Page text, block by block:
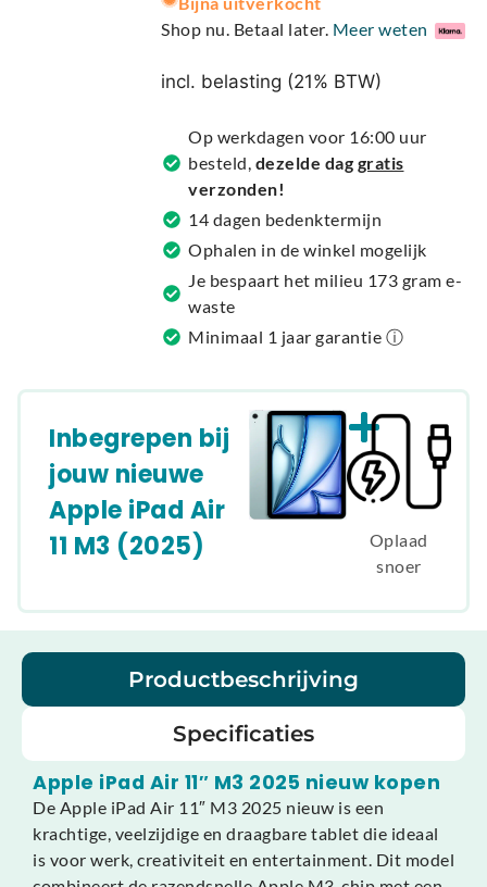
t
e
a
v
e
:
Shop nu. Betaal later. Meer weten
incl. belasting (21% BTW)
Op werkdagen voor 16:00 uur
besteld, dezelde dag gratis
verzonden!
14 dagen bedenktermijn
Ophalen in de winkel mogelijk
Je bespaart het milieu 173 gram e-
waste
Minimaal 1 jaar garantie ⓘ
Inbegrepen bij
jouw nieuwe
Apple iPad Air
11 M3 (2025)
Oplaad
snoer
Productbeschrijving
Specificaties
Apple iPad Air 11″ M3 2025 nieuw kopen
De Apple iPad Air 11″ M3 2025 nieuw is een
krachtige, veelzijdige en draagbare tablet die ideaal
is voor werk, creativiteit en entertainment. Dit model